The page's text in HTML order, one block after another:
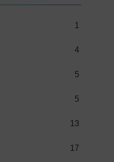
1
4
5
5
13
17